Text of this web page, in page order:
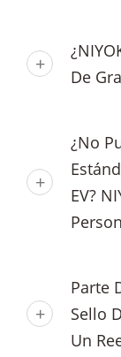
De
¿No
EV?
Parte
Sello
Un